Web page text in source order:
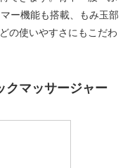
ー機能も搭載、もみ玉部
の使いやすさにもこだわ
クマッサージャー